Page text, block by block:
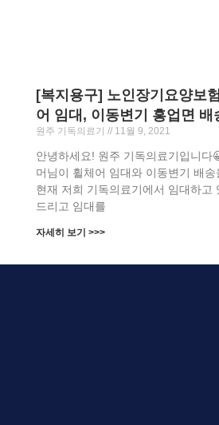
[복지용구] 노인장기요양보
어 임대, 이동변기 흥업면 배
원주 기독의료기 11월 9, 2021
안녕하세요! 원주 기독의료기입니다
머님이 휠체어 임대와 이동변기 배송
현재 저희 기독의료기에서 임대하고
드리고 임대를
자세히 보기 >>>